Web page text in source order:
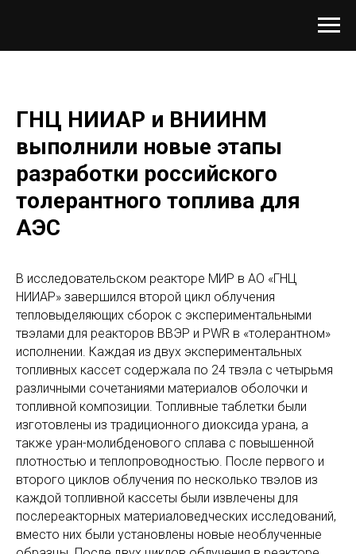
ГНЦ НИИАР и ВНИИНМ
выполнили новые этапы
разработки российского
толерантного топлива для
АЭС
В исследовательском реакторе МИР в АО «ГНЦ
НИИАР» завершился второй цикл облучения
тепловыделяющих сборок с экспериментальными
твэлами для реакторов ВВЭР и PWR в «толерантном»
исполнении. Каждая из двух экспериментальных
топливных кассет содержала по 24 твэла с четырьмя
различными сочетаниями материалов оболочки и
топливной композиции. Топливные таблетки были
изготовлены из традиционного диоксида урана, а
также уран-молибденового сплава с повышенной
плотностью и теплопроводностью. После первого и
второго циклов облучения по несколько твэлов из
каждой топливной кассеты были извлечены для
послереакторных материаловедческих исследований,
вместо них были установлены новые необлученные